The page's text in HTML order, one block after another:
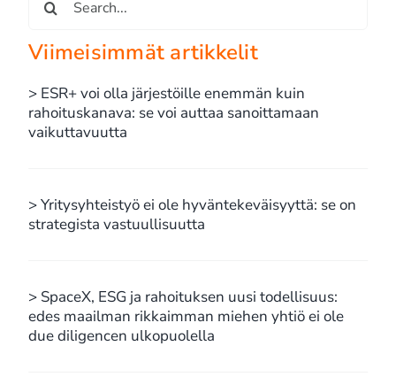
Viimeisimmät artikkelit
> ESR+ voi olla järjestöille enemmän kuin
rahoituskanava: se voi auttaa sanoittamaan
vaikuttavuutta
> Yritysyhteistyö ei ole hyväntekeväisyyttä: se on
strategista vastuullisuutta
> SpaceX, ESG ja rahoituksen uusi todellisuus:
edes maailman rikkaimman miehen yhtiö ei ole
due diligencen ulkopuolella